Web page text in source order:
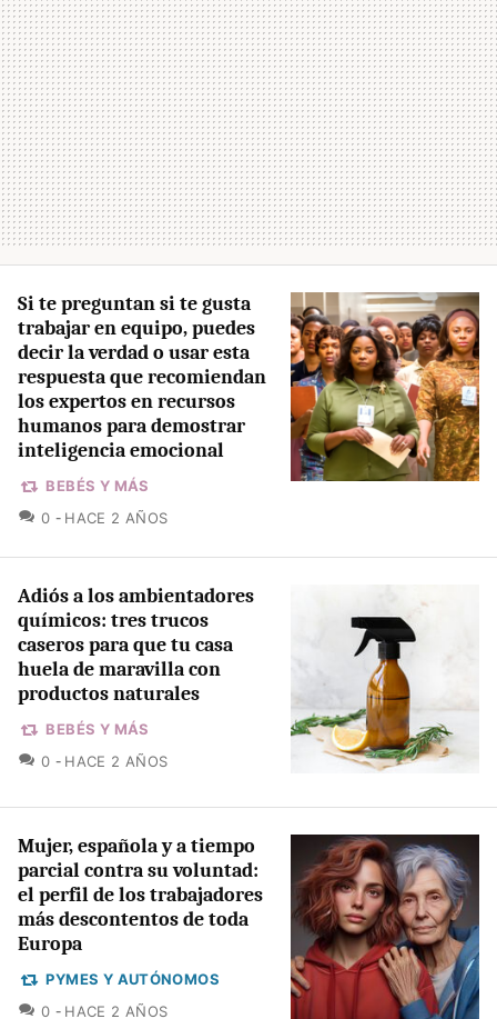
Si te preguntan si te gusta
trabajar en equipo, puedes
decir la verdad o usar esta
respuesta que recomiendan
los expertos en recursos
humanos para demostrar
inteligencia emocional
BEBÉS Y MÁS
0 COMENTARIOS
HACE 2 AÑOS
Adiós a los ambientadores
químicos: tres trucos
caseros para que tu casa
huela de maravilla con
productos naturales
BEBÉS Y MÁS
0 COMENTARIOS
HACE 2 AÑOS
Mujer, española y a tiempo
parcial contra su voluntad:
el perfil de los trabajadores
más descontentos de toda
Europa
PYMES Y AUTÓNOMOS
0 COMENTARIOS
HACE 2 AÑOS